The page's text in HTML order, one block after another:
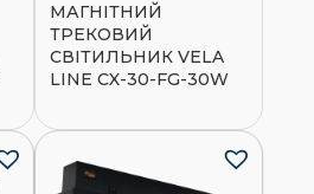
МАГНІТНИЙ
ТРЕКОВИЙ
СВІТИЛЬНИК VELA
LINE CX-30-FG-30W